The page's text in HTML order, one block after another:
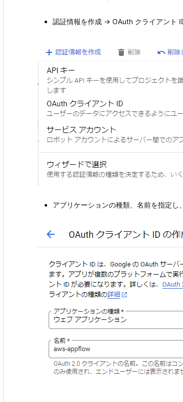
認証情報を作成 → OAuth クライアント
アプリケーションの種類、名前を指定し